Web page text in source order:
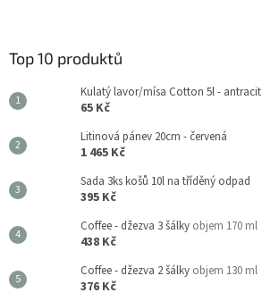
Top 10 produktů
Kulatý lavor/mísa Cotton 5l - antracit
65 Kč
Litinová pánev 20cm - červená
1 465 Kč
Sada 3ks košů 10l na tříděný odpad
395 Kč
Coffee - džezva 3 šálky objem 170 ml
438 Kč
Coffee - džezva 2 šálky objem 130 ml
376 Kč